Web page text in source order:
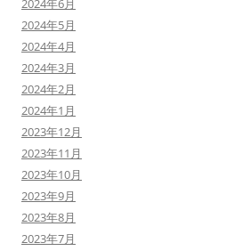
2024年6月
2024年5月
2024年4月
2024年3月
2024年2月
2024年1月
2023年12月
2023年11月
2023年10月
2023年9月
2023年8月
2023年7月